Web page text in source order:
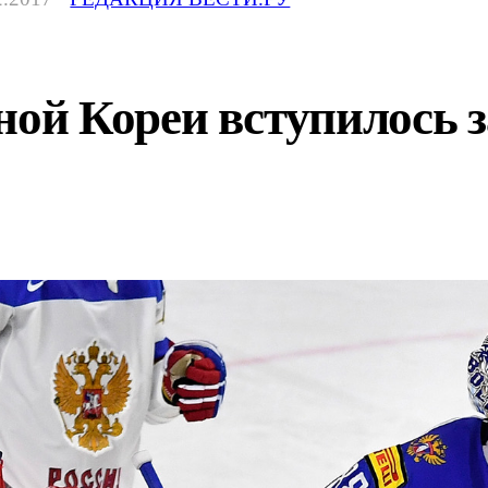
Кореи вступилось